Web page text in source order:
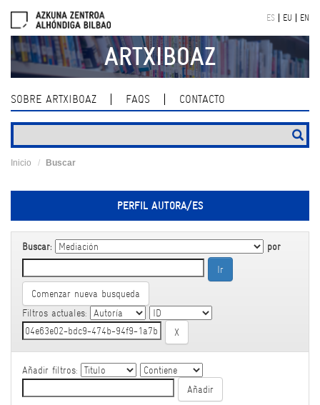
navigation
ES EU EN
ARTXIBOAZ
SOBRE ARTXIBOAZ FAQS CONTACTO
Inicio Buscar
PERFIL AUTORA/ES
Buscar: por
Comenzar nueva busqueda
Filtros actuales:
Añadir filtros: